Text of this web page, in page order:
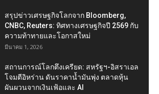
สรุปข่าวเศรษฐกิจโลกจาก Bloomberg,
CNBC, Reuters: ทิศทางเศรษฐกิจปี 2569 กับ
ความท้าทายและโอกาสใหม่
มีนาคม 1, 2026
สถานการณ์โลกตึงเครียด: สหรัฐฯ-อิสราเอล
โจมตีอิหร่าน ดันราคาน้ำมันพุ่ง ตลาดหุ้น
ผันผวนจากเงินเฟ้อและ AI